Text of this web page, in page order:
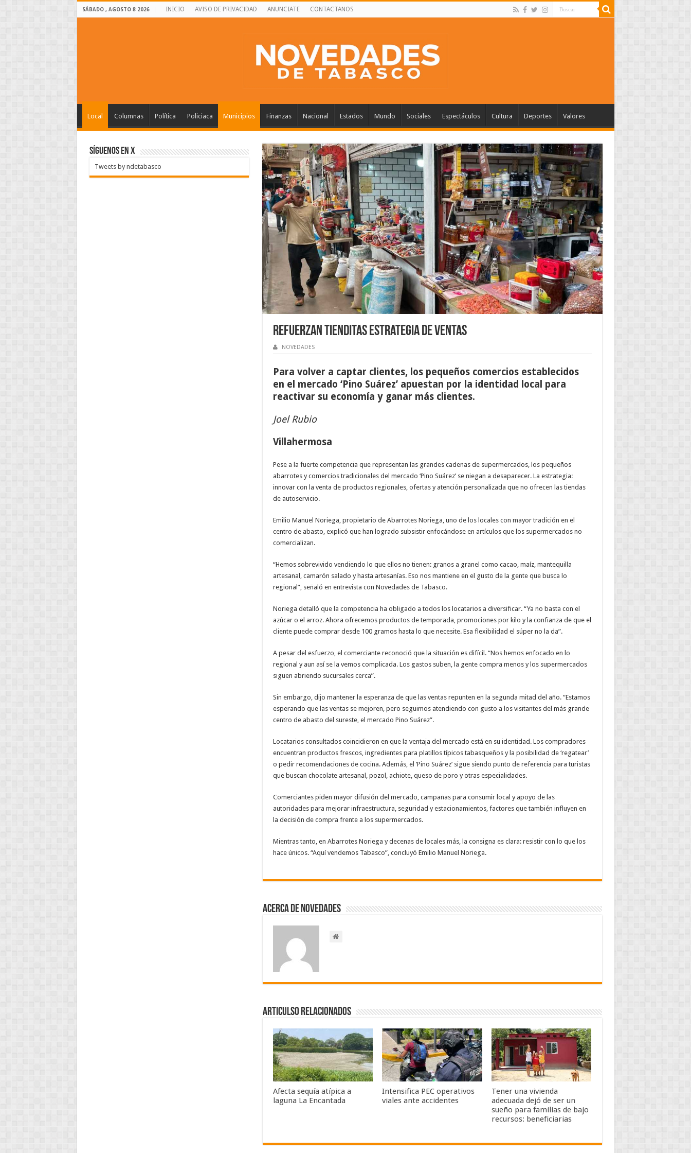
SÁBADO , AGOSTO 8 2026 INICIO AVISO DE PRIVACIDAD ANUNCIATE CONTACTANOS
Local Columnas Política Policiaca Municipios Finanzas Nacional Estados Mundo Sociales Espectáculos Cultura Deportes Valores
Refuerzan tienditas estrategia de ventas
NOVEDADES
Para volver a captar clientes, los pequeños comercios establecidos
en el mercado ‘Pino Suárez’ apuestan por la identidad local para
reactivar su economía y ganar más clientes.
Joel Rubio
Villahermosa
Pese a la fuerte competencia que representan las grandes cadenas de supermercados, los pequeños
abarrotes y comercios tradicionales del mercado ‘Pino Suárez’ se niegan a desaparecer. La estrategia:
innovar con la venta de productos regionales, ofertas y atención personalizada que no ofrecen las tiendas
de autoservicio.
Emilio Manuel Noriega, propietario de Abarrotes Noriega, uno de los locales con mayor tradición en el
centro de abasto, explicó que han logrado subsistir enfocándose en artículos que los supermercados no
comercializan.
“Hemos sobrevivido vendiendo lo que ellos no tienen: granos a granel como cacao, maíz, mantequilla
artesanal, camarón salado y hasta artesanías. Eso nos mantiene en el gusto de la gente que busca lo
regional”, señaló en entrevista con Novedades de Tabasco.
Noriega detalló que la competencia ha obligado a todos los locatarios a diversificar. “Ya no basta con el
azúcar o el arroz. Ahora ofrecemos productos de temporada, promociones por kilo y la confianza de que el
cliente puede comprar desde 100 gramos hasta lo que necesite. Esa flexibilidad el súper no la da”.
A pesar del esfuerzo, el comerciante reconoció que la situación es difícil. “Nos hemos enfocado en lo
regional y aun así se la vemos complicada. Los gastos suben, la gente compra menos y los supermercados
siguen abriendo sucursales cerca”.
Sin embargo, dijo mantener la esperanza de que las ventas repunten en la segunda mitad del año. “Estamos
esperando que las ventas se mejoren, pero seguimos atendiendo con gusto a los visitantes del más grande
centro de abasto del sureste, el mercado Pino Suárez”.
Locatarios consultados coincidieron en que la ventaja del mercado está en su identidad. Los compradores
encuentran productos frescos, ingredientes para platillos típicos tabasqueños y la posibilidad de ‘regatear’
o pedir recomendaciones de cocina. Además, el ‘Pino Suárez’ sigue siendo punto de referencia para turistas
que buscan chocolate artesanal, pozol, achiote, queso de poro y otras especialidades.
Comerciantes piden mayor difusión del mercado, campañas para consumir local y apoyo de las
autoridades para mejorar infraestructura, seguridad y estacionamientos, factores que también influyen en
la decisión de compra frente a los supermercados.
Mientras tanto, en Abarrotes Noriega y decenas de locales más, la consigna es clara: resistir con lo que los
hace únicos. “Aquí vendemos Tabasco”, concluyó Emilio Manuel Noriega.
Acerca de NOVEDADES
Articulso Relacionados
Afecta sequía atípica a
laguna La Encantada
Intensifica PEC operativos
viales ante accidentes
Tener una vivienda
adecuada dejó de ser un
sueño para familias de bajo
recursos: beneficiarias
SÍGUENOS EN X
Tweets by ndetabasco